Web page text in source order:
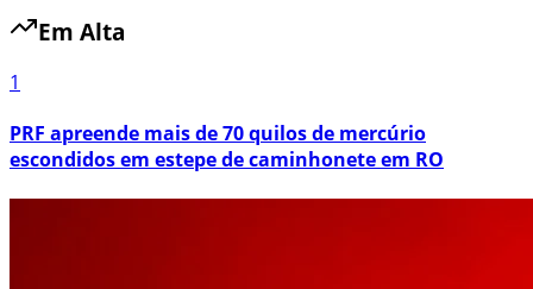
Em Alta
1
PRF apreende mais de 70 quilos de mercúrio
escondidos em estepe de caminhonete em RO